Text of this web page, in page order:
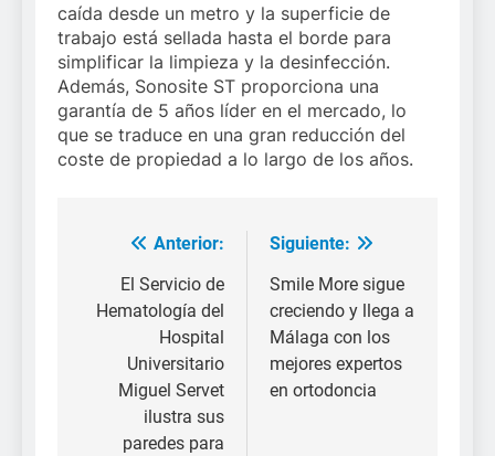
caída desde un metro y la superficie de
trabajo está sellada hasta el borde para
simplificar la limpieza y la desinfección.
Además, Sonosite ST proporciona una
garantía de 5 años líder en el mercado, lo
que se traduce en una gran reducción del
coste de propiedad a lo largo de los años.
Navegación
entradas
Anterior:
El Servicio de
Hematología del
Hospital
Universitario
Miguel Servet
ilustra sus
paredes para
Siguiente:
Smile More sigue
creciendo y llega a
Málaga con los
mejores expertos
en ortodoncia